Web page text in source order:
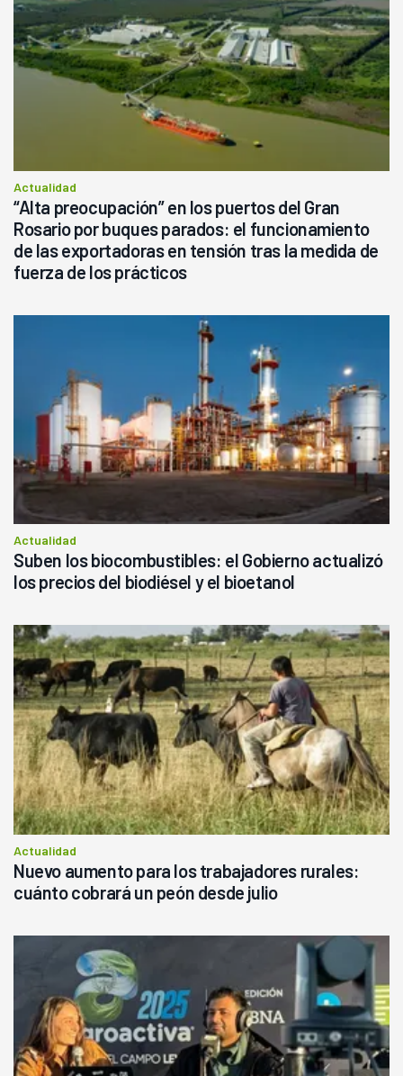
Actualidad
“Alta preocupación” en los puertos del Gran
Rosario por buques parados: el funcionamiento
de las exportadoras en tensión tras la medida de
fuerza de los prácticos
Actualidad
Suben los biocombustibles: el Gobierno actualizó
los precios del biodiésel y el bioetanol
Actualidad
Nuevo aumento para los trabajadores rurales:
cuánto cobrará un peón desde julio